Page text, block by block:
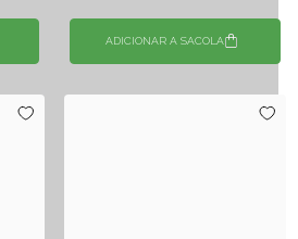
ADICIONAR A SACOLA